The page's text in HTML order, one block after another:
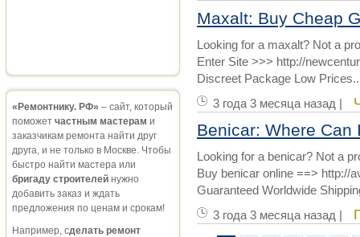
«Ремонтнику. РФ» – сайт, который
поможет частным мастерам и
заказчикам ремонта найти друг
друга, и не только в Москве. Чтобы
быстро найти мастера или
бригаду строителей нужно
добавить заказ и ждать
предложения по ценам и срокам!
Например, сделать ремонт
Maxalt: Buy Cheap
Looking for a maxalt? Not a
Enter Site >>> http://
Discreet Package Low
3 года 3 месяца назад |
Benicar: Where Can
Looking for a benicar? Not a
Buy benicar online ==> http://
Guaranteed Worldwide
3 года 3 месяца назад |